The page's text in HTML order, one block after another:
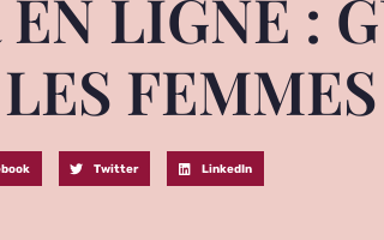
EN LIGNE :
FEMMES
Twitter LinkedIn